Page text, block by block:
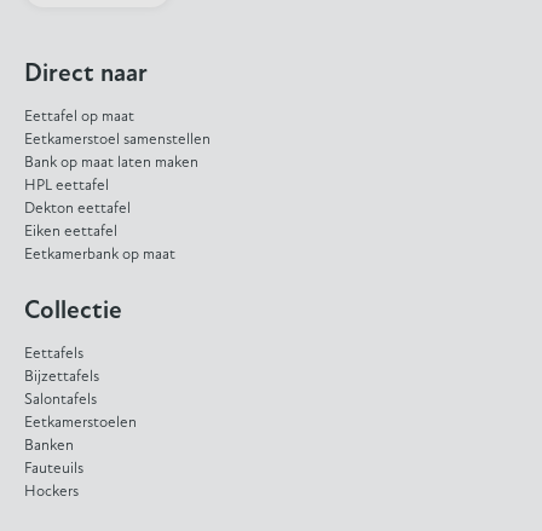
Direct naar
Eettafel op maat
Eetkamerstoel samenstellen
Bank op maat laten maken
HPL eettafel
Dekton eettafel
Eiken eettafel
Eetkamerbank op maat
Collectie
Eettafels
Bijzettafels
Salontafels
Eetkamerstoelen
Banken
Fauteuils
Hockers